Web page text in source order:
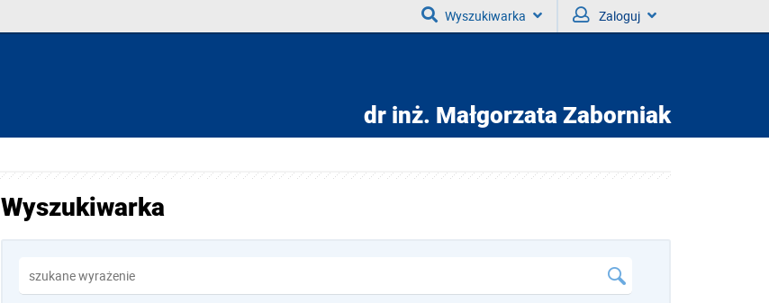
Wyszukiwarka Zaloguj
dr inż. Małgorzata Zaborniak
Wyszukiwarka